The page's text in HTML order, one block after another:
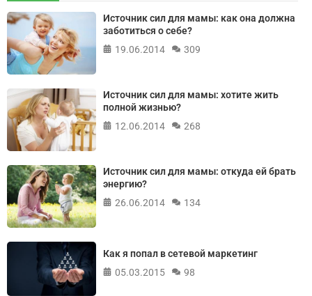
Источник сил для мамы: как она должна
заботиться о себе?
19.06.2014
309
Источник сил для мамы: хотите жить
полной жизнью?
12.06.2014
268
Источник сил для мамы: откуда ей брать
энергию?
26.06.2014
134
Как я попал в сетевой маркетинг
05.03.2015
98